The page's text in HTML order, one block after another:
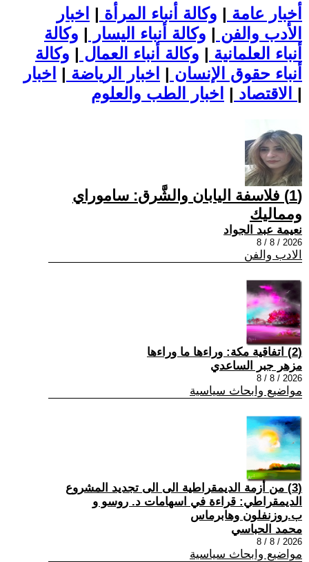
أخبار عامة | وكالة أنباء المرأة | اخبار
الأدب والفن | وكالة أنباء اليسار | وكالة
أنباء العلمانية | وكالة أنباء العمال | وكالة
أنباء حقوق الإنسان | اخبار الرياضة | اخبار
الاقتصاد | |
(1) فلاسفة اليابان والشَّرق: ساموراي
ومماليك
نعيمة عبد الجواد
2026 / 8 / 8
الادب والفن
(2) اتفاقية مكة: وراءها ما وراءها
مزهر جبر الساعدي
2026 / 8 / 8
مواضيع وابحاث سياسية
(3) من أزمة الديمقراطية الى الى تجديد المشروع
الديمقراطي: قراءة في اسهامات د. روسو و
ب.روزنفلون وهابرماس
محمد الحباسي
2026 / 8 / 8
مواضيع وابحاث سياسية